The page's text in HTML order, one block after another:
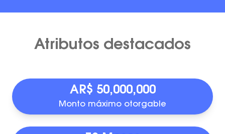
Atributos destacados
AR$ 50,000,000
Monto máximo otorgable